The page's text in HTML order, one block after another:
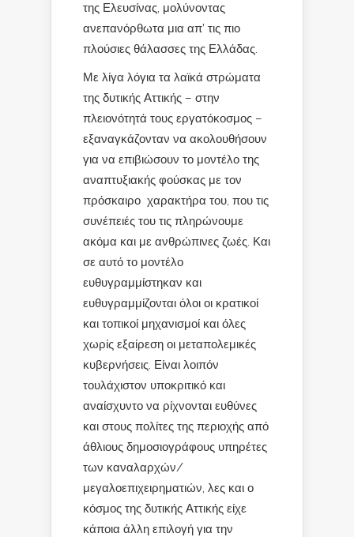
της Ελευσίνας, μολύνοντας
ανεπανόρθωτα μια απ’ τις πιο
πλούσιες θάλασσες της Ελλάδας.
Με λίγα λόγια τα λαϊκά στρώματα
της δυτικής Αττικής – στην
πλειονότητά τους εργατόκοσμος –
εξαναγκάζονταν να ακολουθήσουν
για να επιβιώσουν το μοντέλο της
αναπτυξιακής φούσκας με τον
πρόσκαιρο χαρακτήρα του, που τις
συνέπειές του τις πληρώνουμε
ακόμα και με ανθρώπινες ζωές. Και
σε αυτό το μοντέλο
ευθυγραμμίστηκαν και
ευθυγραμμίζονται όλοι οι κρατικοί
και τοπικοί μηχανισμοί και όλες
χωρίς εξαίρεση οι μεταπολεμικές
κυβερνήσεις. Είναι λοιπόν
τουλάχιστον υποκριτικό και
αναίσχυντο να ρίχνονται ευθύνες
και στους πολίτες της περιοχής από
άθλιους δημοσιογράφους υπηρέτες
των καναλαρχών/
μεγαλοεπιχειρηματιών, λες και ο
κόσμος της δυτικής Αττικής είχε
κάποια άλλη επιλογή για την